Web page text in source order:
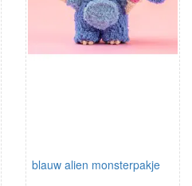
blauw alien monsterpakje